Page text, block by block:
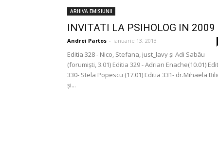
ARHIVA EMISIUNII
INVITATI LA PSIHOLOG IN 2009
Andrei Partos - ianuarie 13, 2013
Editia 328 - Nico, Stefana, just_lavy şi Adi Sabău
(forumişti, 3.01) Editia 329 - Adrian Enache(10.01)
330- Stela Popescu (17.01) Editia 331- dr.Mihaela
şi...